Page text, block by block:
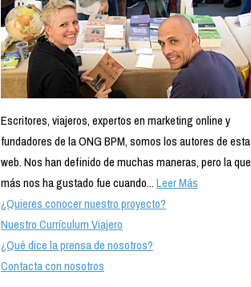
Escritores, viajeros, expertos en marketing online y
fundadores de la ONG BPM, somos los autores de esta
web. Nos han definido de muchas maneras, pero la que
más nos ha gustado fue cuando...Leer Más
¿Quieres conocer nuestro proyecto?
Nuestro Currículum Viajero
¿Qué dice la prensa de nosotros?
Contacta con nosotros